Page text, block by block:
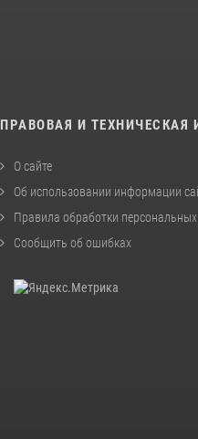
ПРАВОВАЯ И
О сайте
Об использовании информации
Правила обработки
Сообщить об ошибках